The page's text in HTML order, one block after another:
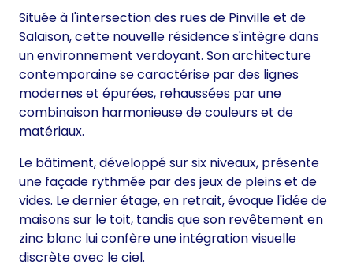
Située à l'intersection des rues de Pinville et de
Salaison, cette nouvelle résidence s'intègre dans
un environnement verdoyant. Son architecture
contemporaine se caractérise par des lignes
modernes et épurées, rehaussées par une
combinaison harmonieuse de couleurs et de
matériaux.
Le bâtiment, développé sur six niveaux, présente
une façade rythmée par des jeux de pleins et de
vides. Le dernier étage, en retrait, évoque l'idée de
maisons sur le toit, tandis que son revêtement en
zinc blanc lui confère une intégration visuelle
discrète avec le ciel.